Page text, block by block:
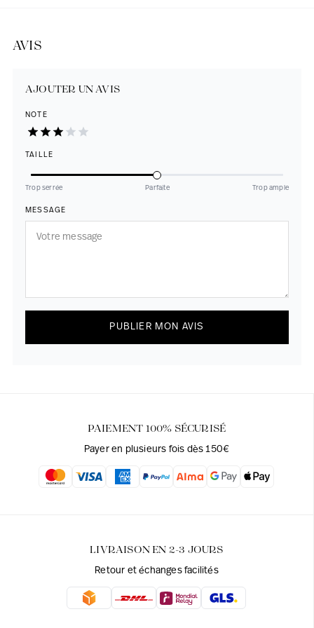
AVIS
AJOUTER UN AVIS
NOTE
TAILLE
Trop serrée Parfaite Trop ample
MESSAGE
PUBLIER MON AVIS
PAIEMENT 100% SÉCURISÉ
Payer en plusieurs fois dès 150€
LIVRAISON EN 2-3 JOURS
Retour et échanges facilités